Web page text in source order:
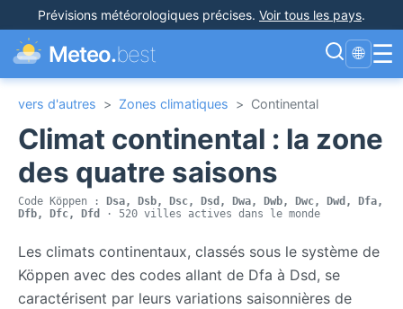
Prévisions météorologiques précises. Voir tous les pays.
Meteo.best 🌐 ☰
vers d'autres > Zones climatiques > Continental
Climat continental : la zone
des quatre saisons
Code Köppen : Dsa, Dsb, Dsc, Dsd, Dwa, Dwb, Dwc, Dwd, Dfa,
Dfb, Dfc, Dfd
· 520 villes actives dans le monde
Les climats continentaux, classés sous le système de
Köppen avec des codes allant de Dfa à Dsd, se
caractérisent par leurs variations saisonnières de